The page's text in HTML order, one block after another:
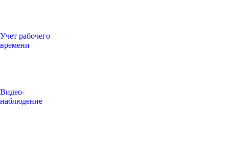
Учет рабочего
времени
Видео‑
наблюдение